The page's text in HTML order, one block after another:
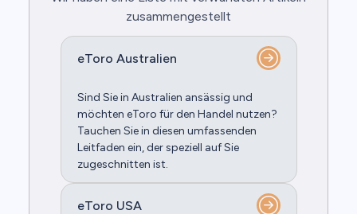
zusammengestellt
eToro Australien
Sind Sie in Australien ansässig und
möchten eToro für den Handel nutzen?
Tauchen Sie in diesen umfassenden
Leitfaden ein, der speziell auf Sie
zugeschnitten ist.
eToro USA